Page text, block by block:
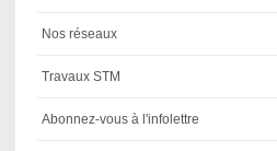
Nos réseaux
Travaux STM
Abonnez-vous à l'infolettre